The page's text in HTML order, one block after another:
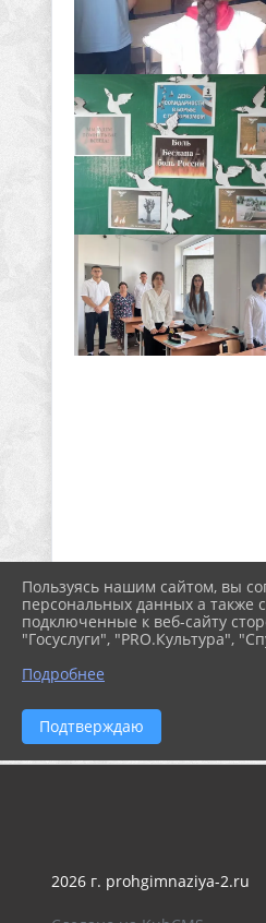
2026 г. prohgimnaziya-2.ru
Пользуясь нашим сайтом, вы
персональных данных а также
подключенные к веб-сайту
"Госуслуги", "PRO.Культура",
Подробнее
Подтверждаю